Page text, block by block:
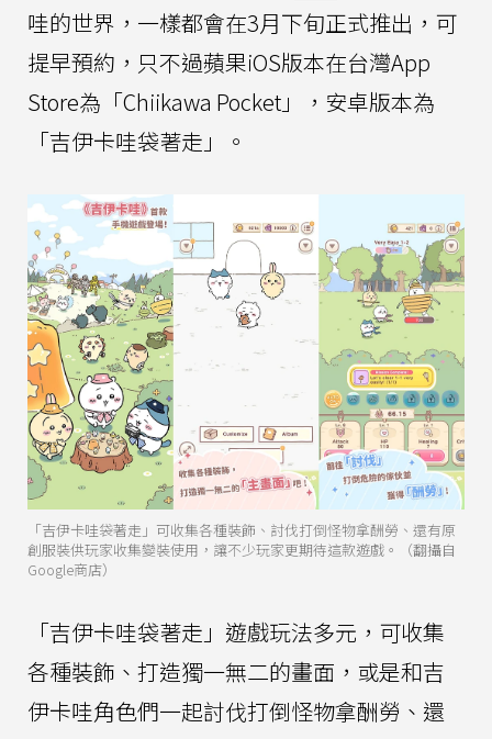
哇的世界，一樣都會在3月下旬正式推出，可
提早預約，只不過蘋果iOS版本在台灣App
Store為「Chiikawa Pocket」，安卓版本為
「吉伊卡哇袋著走」。
「吉伊卡哇袋著走」可收集各種裝飾、討伐打倒怪物拿酬勞、還有原
創服裝供玩家收集變裝使用，讓不少玩家更期待這款遊戲。（翻攝自
Google商店）
「吉伊卡哇袋著走」遊戲玩法多元，可收集
各種裝飾、打造獨一無二的畫面，或是和吉
伊卡哇角色們一起討伐打倒怪物拿酬勞、還